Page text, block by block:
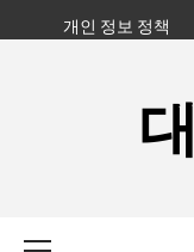
to
개인 정보 정책